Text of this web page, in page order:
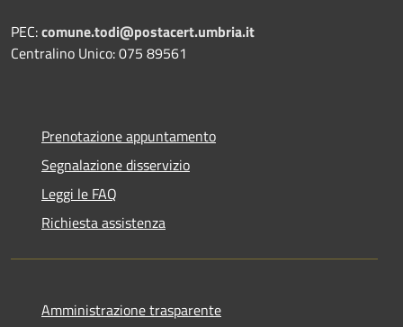
PEC:comune.todi@postacert.umbria.it
Centralino Unico: 075 89561
Prenotazione appuntamento
Segnalazione disservizio
Leggi le FAQ
Richiesta assistenza
Amministrazione trasparente